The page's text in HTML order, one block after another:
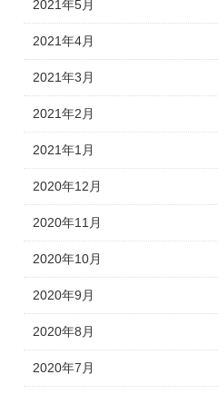
2021年5月
2021年4月
2021年3月
2021年2月
2021年1月
2020年12月
2020年11月
2020年10月
2020年9月
2020年8月
2020年7月